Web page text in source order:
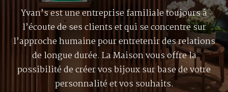
Yvan’s est une entreprise familiale toujours à
l’écoute de ses clients et qui se concentre sur
l’approche humaine pour entretenir des relations
de longue durée. La Maison vous offre la
possibilité de créer vos bijoux sur base de votre
personnalité et vos souhaits.